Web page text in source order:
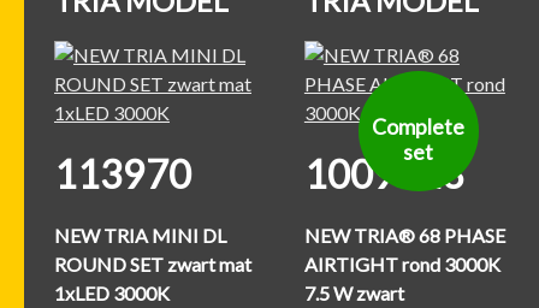
113970
NEW TRIA MINI DL
ROUND SET zwart mat
1xLED 3000K
Complete
set
1009023
NEW TRIA® 68 PHASE
AIRTIGHT rond 3000K
7.5 W zwart